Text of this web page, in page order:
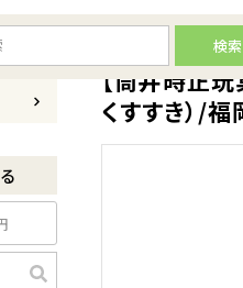
検索
【筒井時正玩
くすすき）/福